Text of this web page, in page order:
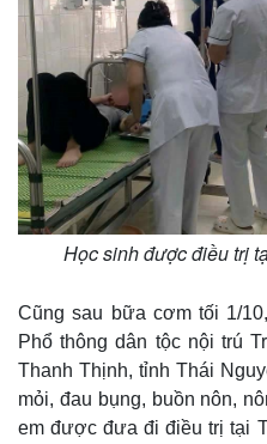
Học sinh được điều trị
Cũng sau bữa cơm tối 1/
Phổ thông dân tộc nội trú
Thanh Thịnh, tỉnh Thái
mỏi, đau bụng, buồn nôn,
em được đưa đi điều trị tại